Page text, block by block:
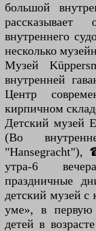
большой
внутреннего
несколько
Музей
внутренней
Центр
кирпичном
Детский музей
(Во
утра-6
праздничные
детский музей с
уме», в первую
детей в